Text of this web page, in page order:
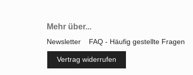
Mehr über...
Newsletter FAQ - Häufig gestellte Fragen
Vertrag widerrufen